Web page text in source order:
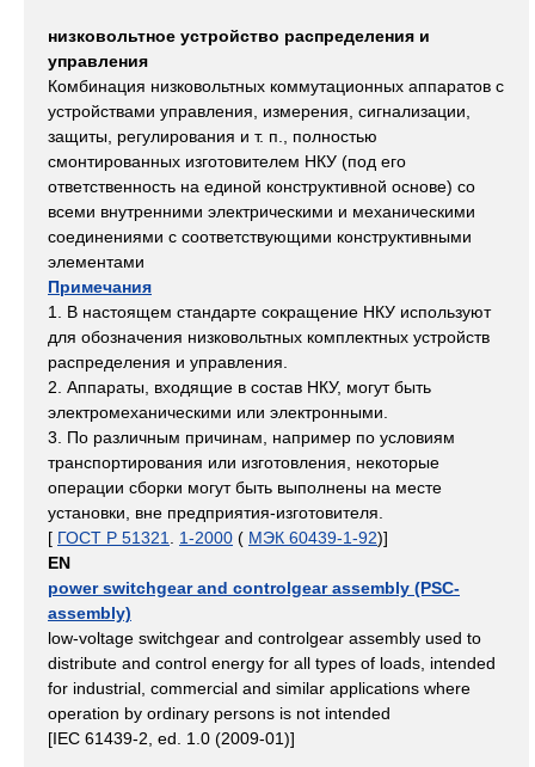
низковольтное устройство распределения и
управления
Комбинация низковольтных коммутационных аппаратов с
устройствами управления, измерения, сигнализации,
защиты, регулирования и т. п., полностью
смонтированных изготовителем НКУ (под его
ответственность на единой конструктивной основе) со
всеми внутренними электрическими и механическими
соединениями с соответствующими конструктивными
элементами
Примечания
1. В настоящем стандарте сокращение НКУ используют
для обозначения низковольтных комплектных устройств
распределения и управления.
2. Аппараты, входящие в состав НКУ, могут быть
электромеханическими или электронными.
3. По различным причинам, например по условиям
транспортирования или изготовления, некоторые
операции сборки могут быть выполнены на месте
установки, вне предприятия-изготовителя.
[ ГОСТ Р 51321 1-2000 ( МЭК 60439-1-92)]
EN
power switchgear and controlgear assembly (PSC-
assembly)
low-voltage switchgear and controlgear assembly used to
distribute and control energy for all types of loads, intended
for industrial, commercial and similar applications where
operation by ordinary persons is not intended
[IEC 61439-2, ed. 1.0 (2009-01)]